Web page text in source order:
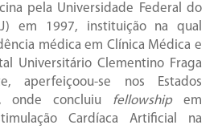
pela Universidade Federal do
em 1997, instituição na qual
médica em Clínica Médica e
Universitário Clementino Fraga
aperfeiçoou-se nos Estados
onde concluiu fellowshipem
Cardíaca Artificial na